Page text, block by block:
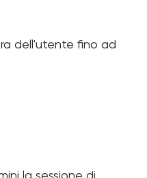
dell'utente fino ad